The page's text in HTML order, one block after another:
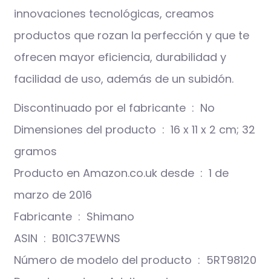
innovaciones tecnológicas, creamos
productos que rozan la perfección y que te
ofrecen mayor eficiencia, durabilidad y
facilidad de uso, además de un subidón.
Discontinuado por el fabricante ‏ : ‎ No
Dimensiones del producto ‏ : ‎ 16 x 11 x 2 cm; 32
gramos
Producto en Amazon.co.uk desde ‏ : ‎ 1 de
marzo de 2016
Fabricante ‏ : ‎ Shimano
ASIN ‏ : ‎ B01C37EWNS
Número de modelo del producto ‏ : ‎ 5RT98120